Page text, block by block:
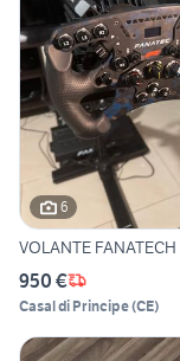
6
VOLANTE
950 €
Casal di Principe(CE)